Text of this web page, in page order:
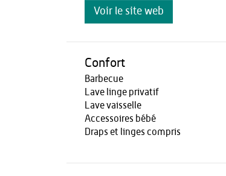
Voir le site web
Confort
Barbecue
Lave linge privatif
Lave vaisselle
Accessoires bébé
Draps et linges compris